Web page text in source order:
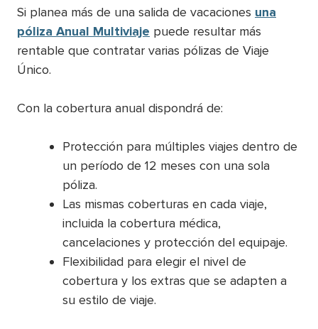
Si planea más de una salida de vacaciones una
póliza Anual Multiviaje puede resultar más
rentable que contratar varias pólizas de Viaje
Único.
Con la cobertura anual dispondrá de:
Protección para múltiples viajes dentro de
un período de 12 meses con una sola
póliza.
Las mismas coberturas en cada viaje,
incluida la cobertura médica,
cancelaciones y protección del equipaje.
Flexibilidad para elegir el nivel de
cobertura y los extras que se adapten a
su estilo de viaje.